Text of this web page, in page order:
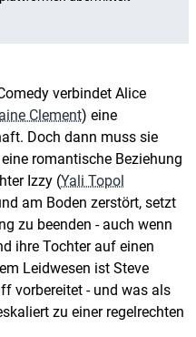
verbindet Alice
Clement) eine
Doch dann muss sie
romantische Beziehung
Izzy (Yali Topol
am Boden zerstört, setzt
zu beenden - auch wenn
ihre Tochter auf einen
Leidwesen ist Steve
vorbereitet - und was als
zu einer regelrechten